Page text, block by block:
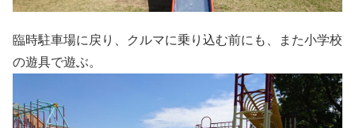
臨時駐車場に戻り、クルマに乗り込む前にも、また小学校
の遊具で遊ぶ。